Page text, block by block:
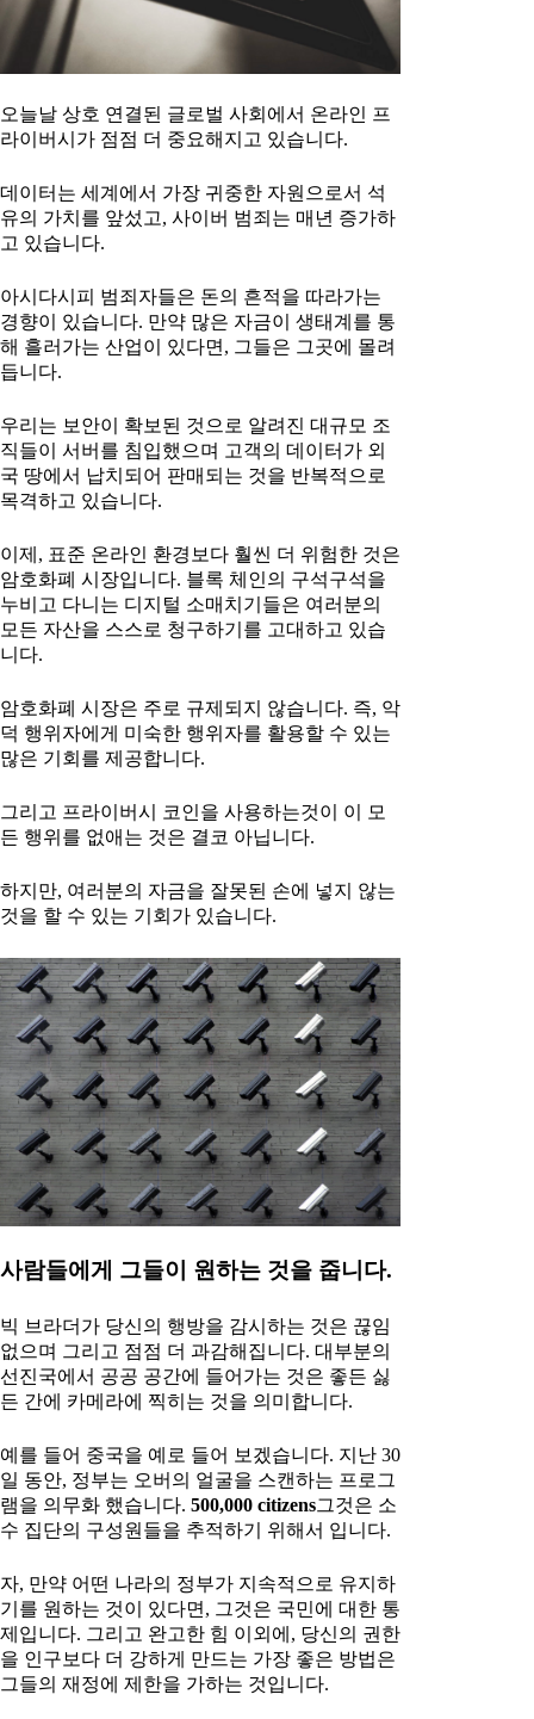
오늘날 상호 연결된 글로벌 사회에서 온라인 프
라이버시가 점점 더 중요해지고 있습니다.
데이터는 세계에서 가장 귀중한 자원으로서 석
유의 가치를 앞섰고, 사이버 범죄는 매년 증가하
고 있습니다.
아시다시피 범죄자들은 돈의 흔적을 따라가는
경향이 있습니다. 만약 많은 자금이 생태계를 통
해 흘러가는 산업이 있다면, 그들은 그곳에 몰려
듭니다.
우리는 보안이 확보된 것으로 알려진 대규모 조
직들이 서버를 침입했으며 고객의 데이터가 외
국 땅에서 납치되어 판매되는 것을 반복적으로
목격하고 있습니다.
이제, 표준 온라인 환경보다 훨씬 더 위험한 것은
암호화폐 시장입니다. 블록 체인의 구석구석을
누비고 다니는 디지털 소매치기들은 여러분의
모든 자산을 스스로 청구하기를 고대하고 있습
니다.
암호화폐 시장은 주로 규제되지 않습니다. 즉, 악
덕 행위자에게 미숙한 행위자를 활용할 수 있는
많은 기회를 제공합니다.
그리고 프라이버시 코인을 사용하는것이 이 모
든 행위를 없애는 것은 결코 아닙니다.
하지만, 여러분의 자금을 잘못된 손에 넣지 않는
것을 할 수 있는 기회가 있습니다.
사람들에게 그들이 원하는 것을 줍니다.
빅 브라더가 당신의 행방을 감시하는 것은 끊임
없으며 그리고 점점 더 과감해집니다. 대부분의
선진국에서 공공 공간에 들어가는 것은 좋든 싫
든 간에 카메라에 찍히는 것을 의미합니다.
예를 들어 중국을 예로 들어 보겠습니다. 지난 30
일 동안, 정부는 오버의 얼굴을 스캔하는 프로그
램을 의무화 했습니다. 500,000 citizens그것은 소
수 집단의 구성원들을 추적하기 위해서 입니다.
자, 만약 어떤 나라의 정부가 지속적으로 유지하
기를 원하는 것이 있다면, 그것은 국민에 대한 통
제입니다. 그리고 완고한 힘 이외에, 당신의 권한
을 인구보다 더 강하게 만드는 가장 좋은 방법은
그들의 재정에 제한을 가하는 것입니다.